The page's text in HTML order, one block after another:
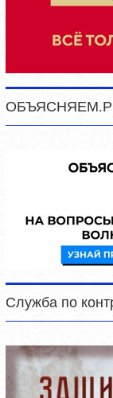
Служба по